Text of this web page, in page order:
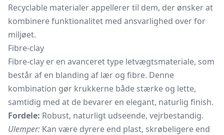
Recyclable materialer appellerer til dem, der ønsker at
kombinere funktionalitet med ansvarlighed over for
miljøet.
Fibre-clay
Fibre-clay er en avanceret type letvægtsmateriale, som
består af en blanding af lær og fibre. Denne
kombination gør krukkerne både stærke og lette,
samtidig med at de bevarer en elegant, naturlig finish.
Fordele: Robust, naturligt udseende, vejrbestandig.
Ulemper: Kan være dyrere end plast, skrøbeligere end